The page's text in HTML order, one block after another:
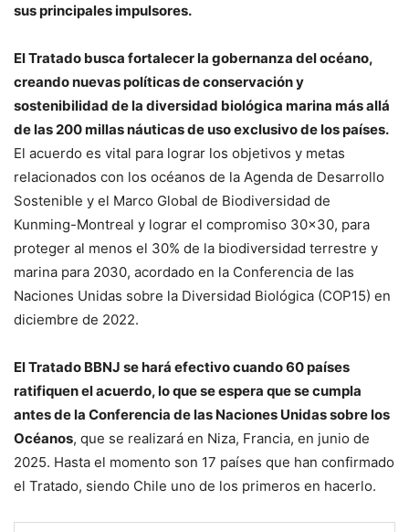
sus principales impulsores.
El Tratado busca fortalecer la gobernanza del océano,
creando nuevas políticas de conservación y
sostenibilidad de la diversidad biológica marina más allá
de las 200 millas náuticas de uso exclusivo de los países.
El acuerdo es vital para lograr los objetivos y metas
relacionados con los océanos de la Agenda de Desarrollo
Sostenible y el Marco Global de Biodiversidad de
Kunming-Montreal y lograr el compromiso 30×30, para
proteger al menos el 30% de la biodiversidad terrestre y
marina para 2030, acordado en la Conferencia de las
Naciones Unidas sobre la Diversidad Biológica (COP15) en
diciembre de 2022.
El Tratado BBNJ se hará efectivo cuando 60 países
ratifiquen el acuerdo, lo que se espera que se cumpla
antes de la Conferencia de las Naciones Unidas sobre los
Océanos, que se realizará en Niza, Francia, en junio de
2025. Hasta el momento son 17 países que han confirmado
el Tratado, siendo Chile uno de los primeros en hacerlo.